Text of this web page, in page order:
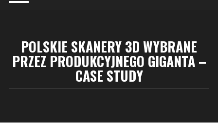
POLSKIE SKANERY 3D WYBRANE
PRZEZ PRODUKCYJNEGO GIGANTA –
CASE STUDY